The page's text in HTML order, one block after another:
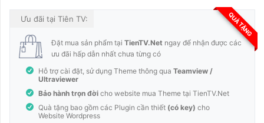
QUÀ TẶNG
Ưu đãi tại Tiên TV:
Đặt mua sản phẩm tại TienTV.Net ngay để nhận được các
ưu đãi hấp dẫn nhất chưa từng có
Hỗ trợ cài đặt, sử dụng Theme thông qua Teamview /
Ultraviewer
Bảo hành trọn đời cho website mua Theme tại TienTV.Net
Quà tặng bao gồm các Plugin cần thiết (có key) cho
Website Wordpress